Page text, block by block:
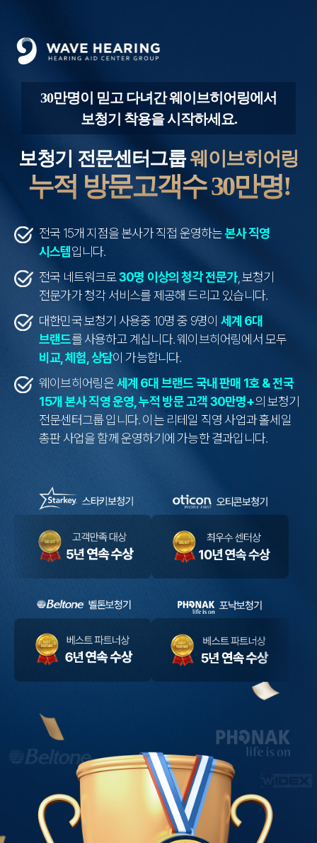
30만명이 믿고 다녀간 웨이브히어링에서
보청기 착용을 시작하세요.
보청기 전문센터그룹웨이브히어링
누적 방문고객수 30만명!
전국 15개 지점을 본사가 직접 운영하는본사 직영
시스템입니다.
전국 네트워크로30명 이상의 청각 전문가, 보청기
전문가가 청각 서비스를 제공해 드리고 있습니다.
대한민국 보청기 사용중 10명 중 9명이 세계 6대
브랜드를 사용하고 계십니다.웨이브히어링에서 모두
비교, 체험, 상담이 가능합니다.
웨이브히어링은세계 6대 브랜드 국내 판매 1호 & 전국
15개 본사 직영 운영, 누적 방문 고객 30만명+의 보청기
전문센터그룹 입니다.이는 리테일 직영 사업과 홀세일
총판 사업을 함께 운영하기에 가능한 결과입니다.